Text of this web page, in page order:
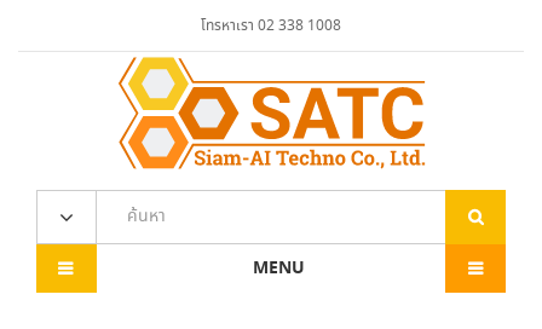
โทรหาเรา 02 338 1008
MENU